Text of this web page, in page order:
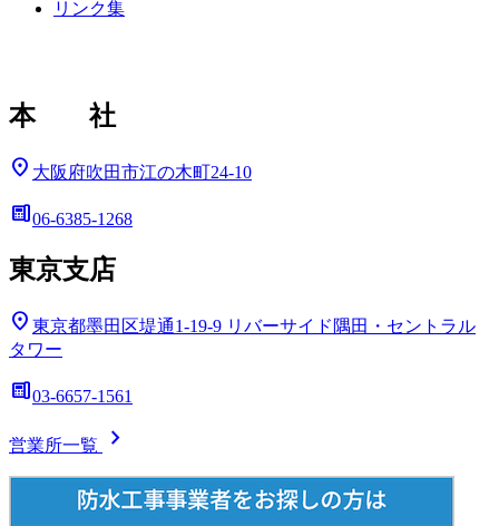
リンク集
本 社
location_on 大阪府吹田市江の木町24-10
deskphone06-6385-1268
東京支店
location_on 東京都墨田区堤通1-19-9 リバーサイド隅田・セントラル
タワー
deskphone03-6657-1561
営業所一覧 chevron_right